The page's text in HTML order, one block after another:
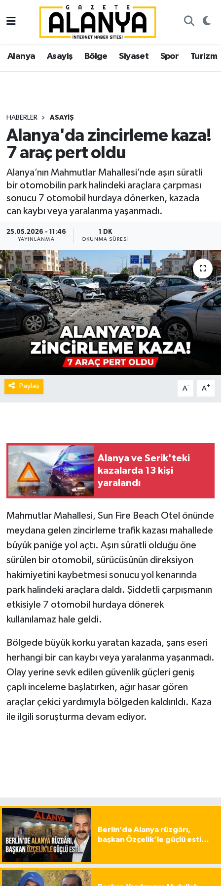
Alanya Asayiş Bölge Siyaset Spor Turizm
HABERLER ASAYIŞ
Alanya'da zincirleme kaza!
7 araç pert oldu
Alanya’nın Mahmutlar Mahallesi’nde aşırı süratli
bir otomobilin park halindeki araçlara çarpması
sonucu 7 otomobil hurdaya dönerken, kazada
can kaybı veya yaralanma yaşanmadı.
25.05.2026 - 11:46
YAYINLANMA
1 DK
OKUNMA SÜRESI
Paylaş A- A+
Alanya ve Serik'teki
kazalarda 13 kişi
yaralandı
Mahmutlar Mahallesi, Sun Fire Beach Otel önünde
meydana gelen zincirleme trafik kazası mahallede
büyük paniğe yol açtı. Aşırı süratli olduğu öne
sürülen bir otomobil, sürücüsünün direksiyon
hakimiyetini kaybetmesi sonucu yol kenarında
park halindeki araçlara daldı. Şiddetli çarpışmanın
etkisiyle 7 otomobil hurdaya dönerek
kullanılamaz hale geldi.
Bölgede büyük korku yaratan kazada, şans eseri
herhangi bir can kaybı veya yaralanma yaşanmadı.
Olay yerine sevk edilen güvenlik güçleri geniş
çaplı inceleme başlatırken, ağır hasar gören
araçlar çekici yardımıyla bölgeden kaldırıldı. Kaza
ile ilgili soruşturma devam ediyor.
Berlin’de Alanya rüzgârı,
başkan Özçelik’le güçlü esti…
Alanya
Asayiş
Siyaset
Spor
Turizm
Ekonomi
Gazipaşa
İstanbul Nöbetçi Eczaneler
İstanbul Hava Durumu
Süper Lig Puan Durumu ve Fikstür
Tüm Manşetler
Son Dakika Haberleri
Haber Arşivi